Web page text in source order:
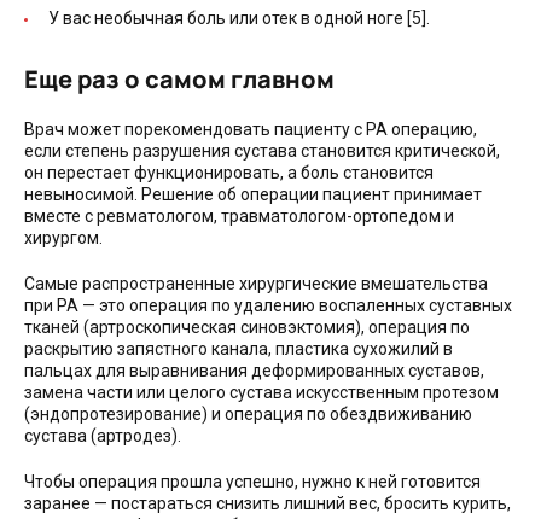
У вас необычная боль или отек в одной ноге [5].
Еще раз о самом главном
Врач может порекомендовать пациенту с РА операцию,
если степень разрушения сустава становится критической,
он перестает функционировать, а боль становится
невыносимой. Решение об операции пациент принимает
вместе с ревматологом, травматологом-ортопедом и
хирургом.
Самые распространенные хирургические вмешательства
при РА — это операция по удалению воспаленных суставных
тканей (артроскопическая синовэктомия), операция по
раскрытию запястного канала, пластика сухожилий в
пальцах для выравнивания деформированных суставов,
замена части или целого сустава искусственным протезом
(эндопротезирование) и операция по обездвиживанию
сустава (артродез).
Чтобы операция прошла успешно, нужно к ней готовится
заранее — постараться снизить лишний вес, бросить курить,